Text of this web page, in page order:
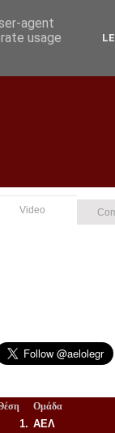
Video
Ομάδα
1. ΑΕΛ
agent
usage